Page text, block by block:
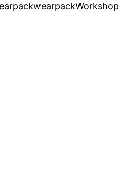
wearpackWorkshop